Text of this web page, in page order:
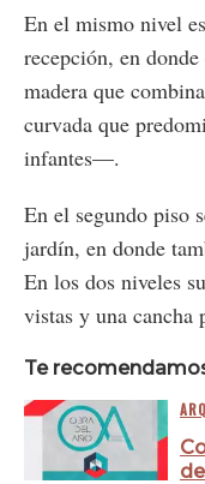
En el mismo nivel
recepción, en
madera que
curvada que
infantes—.
En el segundo piso
jardín, en donde
En los dos niveles
vistas y una cancha
Te